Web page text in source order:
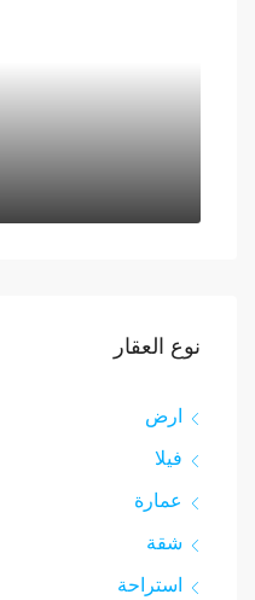
نوع العقار
ارض
فيلا
عمارة
شقة
استراحة